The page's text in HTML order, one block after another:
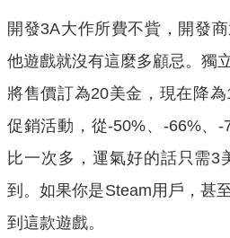
開發3A大作所費不貲，開發
他遊戲就沒有這麼多顧忌。獨
將售價訂為20美金，現在降
促銷活動，從-50%、-66%、-
比一次多，運氣好的話只需3
到。如果你是Steam用戶，甚
到這款遊戲。